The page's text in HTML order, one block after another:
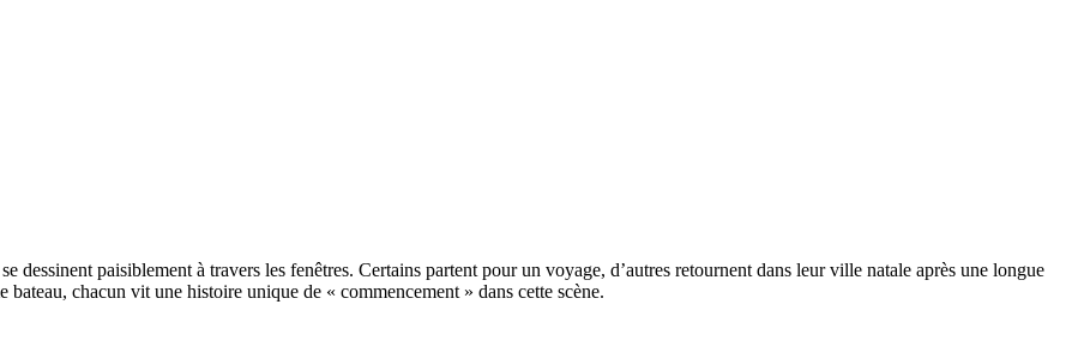
dessinent paisiblement à travers les fenêtres. Certains partent pour un voyage, d’autres retournent dans leur ville natale après une longue
chacun vit une histoire unique de « commencement » dans cette scène.